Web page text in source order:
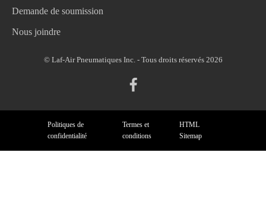
Demande de soumission
Nous joindre
© Laf-Air Pneumatiques Inc. - Tous droits réservés 2026
Politiques de
confidentialité
Termes et
conditions
HTML
Sitemap